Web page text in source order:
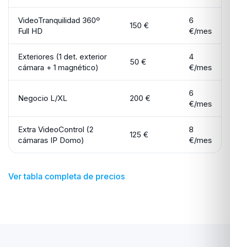
VideoTranquilidad 360º
Full HD
150 €
6
€/mes
Exteriores (1 det. exterior
cámara + 1 magnético)
50 €
4
€/mes
Negocio L/XL 200 €
6
€/mes
Extra VideoControl (2
cámaras IP Domo)
125 €
8
€/mes
Ver tabla completa de precios